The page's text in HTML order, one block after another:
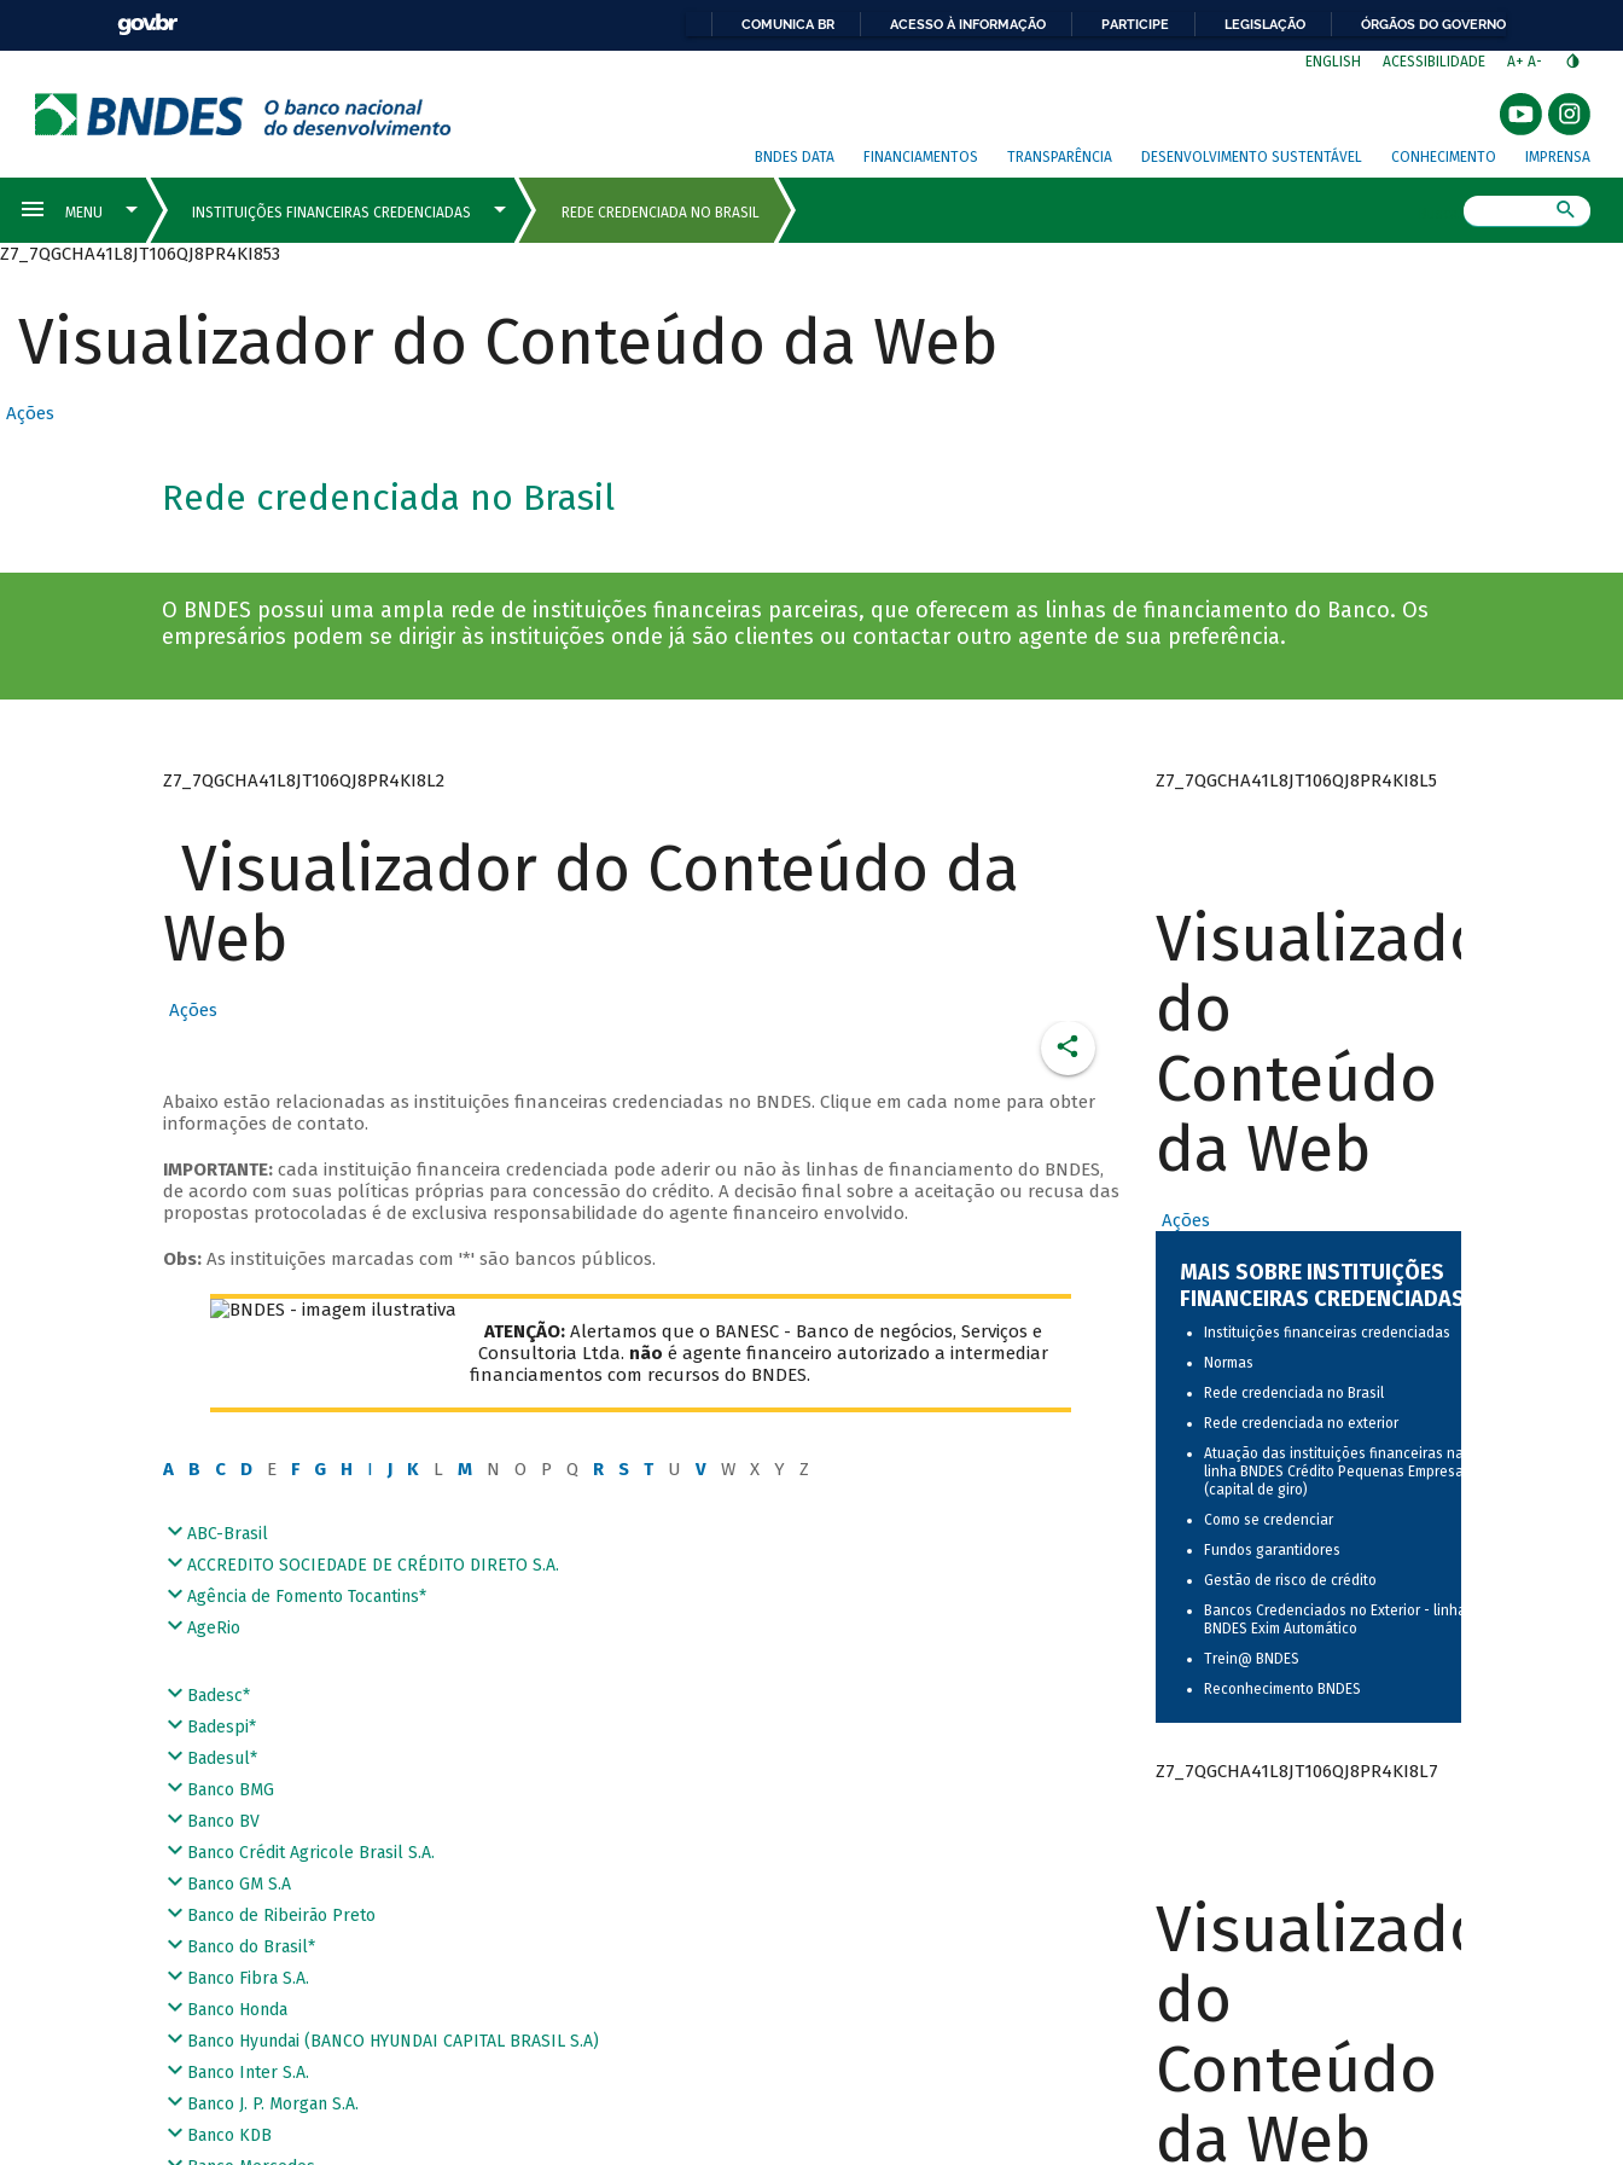
COMUNICA BR ACESSO À INFORMAÇÃO PARTICIPE LEGISLAÇÃO ÓRGÃOS DO GOVERNO
ENGLISH ACESSIBILIDADE A+ A-
BNDES DATA FINANCIAMENTOS TRANSPARÊNCIA DESENVOLVIMENTO SUSTENTÁVEL CONHECIMENTO IMPRENSA
Z7_7QGCHA41L8JT106QJ8PR4KI853
Visualizador do Conteúdo da Web
Ações
Rede credenciada no Brasil
O BNDES possui uma ampla rede de instituições financeiras parceiras, que oferecem as linhas de financiamento do Banco. Os
empresários podem se dirigir às instituições onde já são clientes ou contactar outro agente de sua preferência.
Z7_7QGCHA41L8JT106QJ8PR4KI8L2
Visualizador do Conteúdo da
Web
Ações
Abaixo estão relacionadas as instituições financeiras credenciadas no BNDES. Clique em cada nome para obter
informações de contato.
IMPORTANTE: cada instituição financeira credenciada pode aderir ou não às linhas de financiamento do BNDES,
de acordo com suas políticas próprias para concessão do crédito. A decisão final sobre a aceitação ou recusa das
propostas protocoladas é de exclusiva responsabilidade do agente financeiro envolvido.
Obs: As instituições marcadas com '*' são bancos públicos.
ATENÇÃO: Alertamos que o BANESC - Banco de negócios, Serviços e
Consultoria Ltda. não é agente financeiro autorizado a intermediar
financiamentos com recursos do BNDES.
A B C DE F G H I J KL MN O P Q R S TU VW X Y Z
ABC-Brasil
ACCREDITO SOCIEDADE DE CRÉDITO DIRETO S.A.
Agência de Fomento Tocantins*
AgeRio
Badesc*
Badespi*
Badesul*
Banco BMG
Banco BV
Banco Crédit Agricole Brasil S.A.
Banco GM S.A
Banco de Ribeirão Preto
Banco do Brasil*
Banco Fibra S.A.
Banco Honda
Banco Hyundai (BANCO HYUNDAI CAPITAL BRASIL S.A)
Banco Inter S.A.
Banco J. P. Morgan S.A.
Banco KDB
Z7_7QGCHA41L8JT106QJ8PR4KI8L5
Visualizador
do
Conteúdo
da Web
Ações
MAIS SOBRE INSTITUIÇÕES
FINANCEIRAS CREDENCIADAS
Instituições financeiras credenciadas
Normas
Rede credenciada no Brasil
Rede credenciada no exterior
Atuação das instituições financeiras na
linha BNDES Crédito Pequenas Empresas
(capital de giro)
Como se credenciar
Fundos garantidores
Gestão de risco de crédito
Bancos Credenciados no Exterior - linha
BNDES Exim Automático
Trein@ BNDES
Reconhecimento BNDES
Z7_7QGCHA41L8JT106QJ8PR4KI8L7
Visualizador
do
Conteúdo
da Web